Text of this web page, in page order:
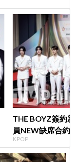
THE BOYZ簽約
員NEW缺席合約
篇章
KPOP